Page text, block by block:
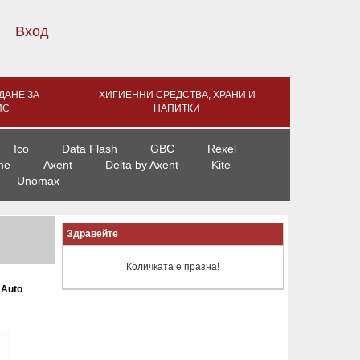
Вход
ЗА
ХИГИЕННИ СРЕДСТВА, ХРАНИ И
НАПИТКИ
Ico Data Flash GBC
Rexel
Axent Delta by Axent
Kite
Unomax
Здравейте
Количката е празна!